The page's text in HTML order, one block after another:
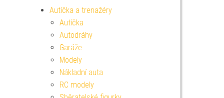
Autíčka a trenažéry
Autíčka
Autodráhy
Garáže
Modely
Nákladní auta
RC modely